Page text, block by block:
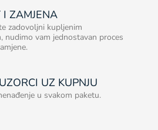
I ZAMJENA
zadovoljni kupljenim
nudimo vam jednostavan proces
UZ KUPNJU
u svakom paketu.